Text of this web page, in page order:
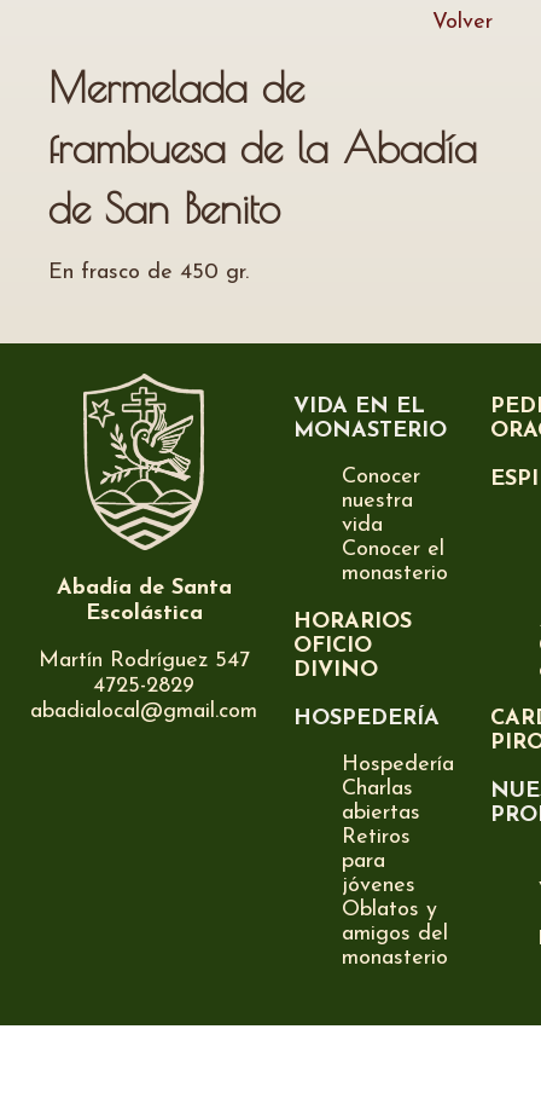
Volver
Mermelada de
frambuesa de la Abadía
de San Benito
En frasco de 450 gr.
Abadía de Santa
Escolástica
Martín Rodríguez 547
4725-2829
abadialocal@gmail.com
VIDA EN EL
MONASTERIO
Conocer
nuestra
vida
Conocer el
monasterio
HORARIOS
OFICIO
DIVINO
HOSPEDERÍA
Hospedería
Charlas
abiertas
Retiros
para
jóvenes
Oblatos y
amigos del
monasterio